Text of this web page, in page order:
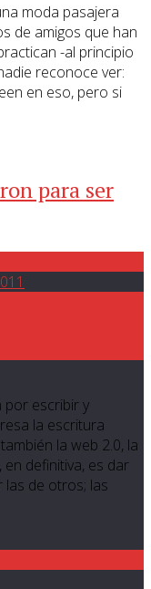
moda pasajera
de amigos que han
-al principio
reconoce ver:
en eso, pero si
para ser
por escribir y
la escritura
la web 2.0, la
en definitiva, es dar
las de otros; las